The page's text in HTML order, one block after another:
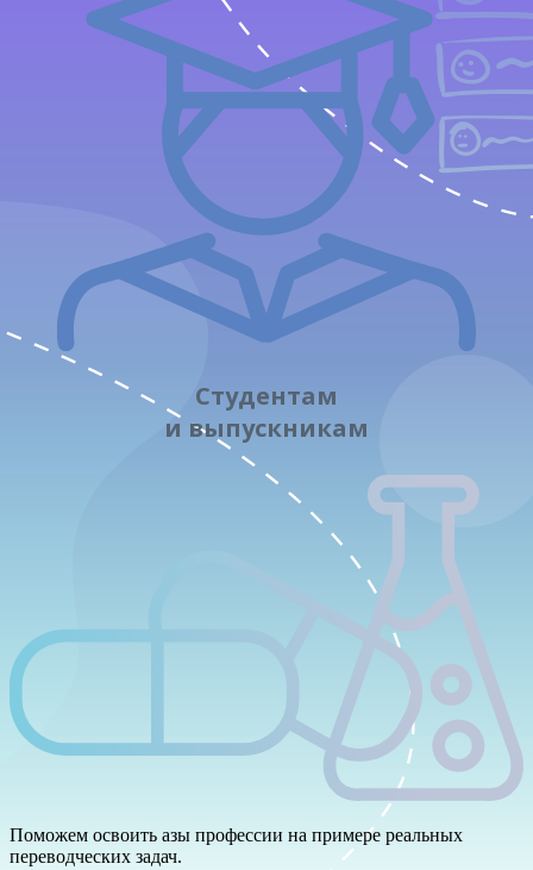
Студентам
и выпускникам
Поможем освоить азы профессии на примере реальных
переводческих задач.